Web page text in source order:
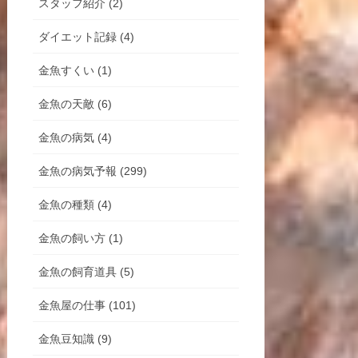
スタッフ紹介 (2)
ダイエット記録 (4)
金魚すくい (1)
金魚の天敵 (6)
金魚の病気 (4)
金魚の病気予報 (299)
金魚の種類 (4)
金魚の飼い方 (1)
金魚の飼育道具 (5)
金魚屋の仕事 (101)
金魚豆知識 (9)